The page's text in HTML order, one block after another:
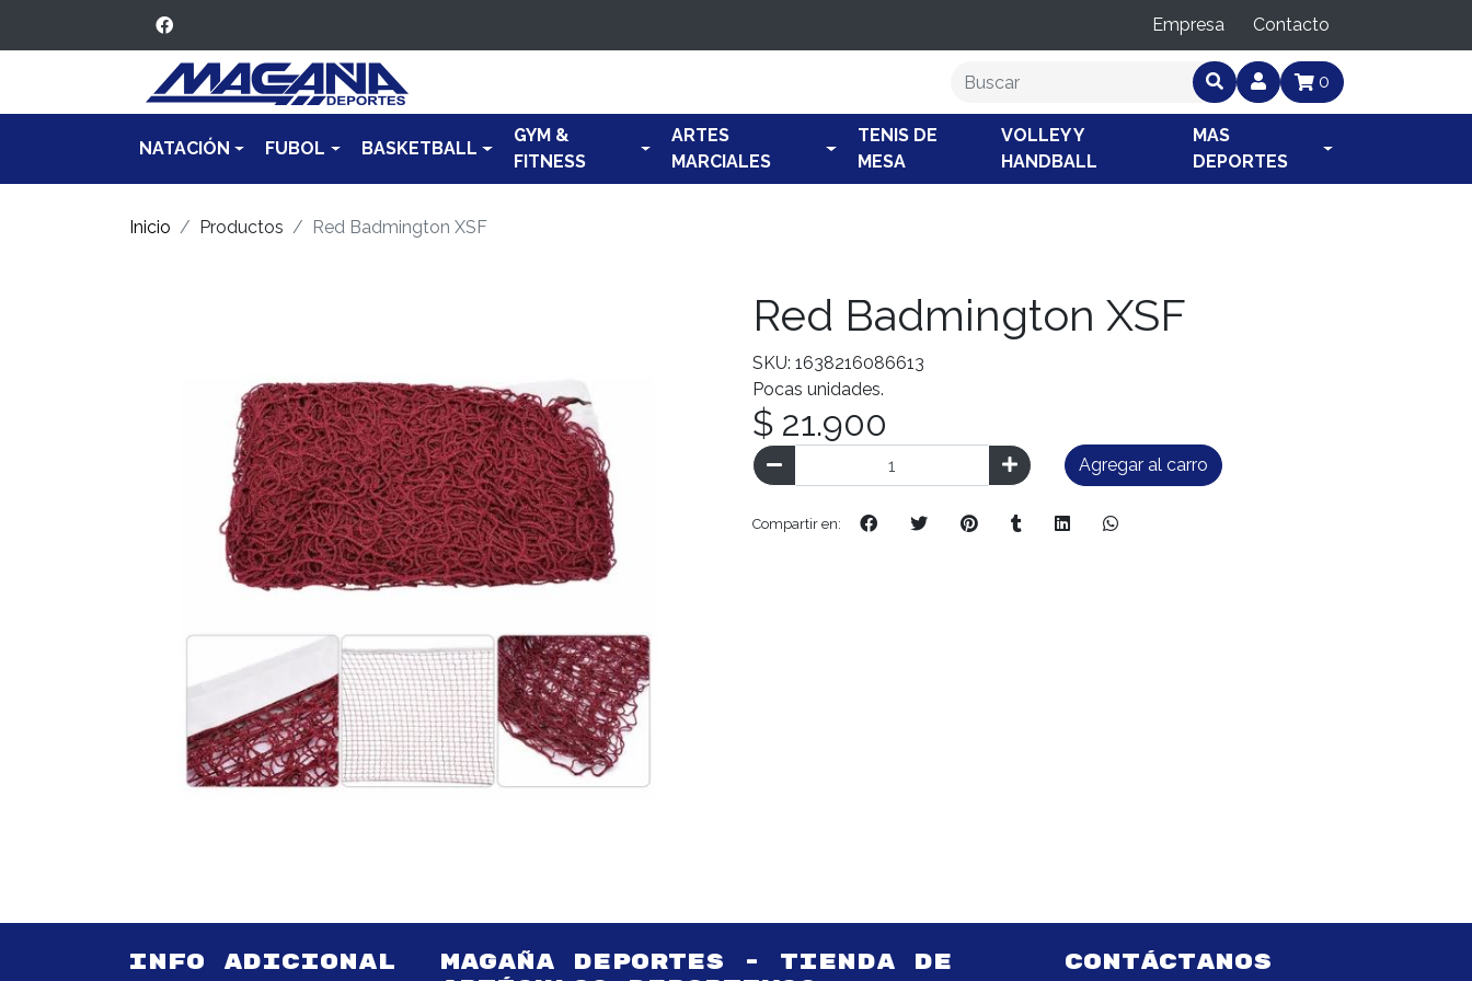
Empresa Contacto
0
NATACIÓN FUBOL BASKETBALL
GYM &
FITNESS
ARTES
MARCIALES
TENIS DE
MESA
VOLLEY Y
HANDBALL
MAS
DEPORTES
Inicio Productos Red Badmington XSF
Red Badmington XSF
SKU: 1638216086613
Pocas unidades.
$ 21.900
Agregar al carro
Compartir en:
INFO ADICIONAL
MAGAÑA DEPORTES - TIENDA DE
CONTÁCTANOS